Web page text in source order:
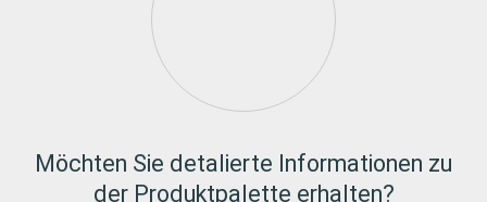
Möchten Sie detalierte Informationen zu
der Produktpalette erhalten?